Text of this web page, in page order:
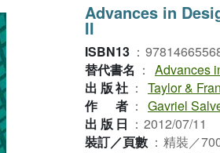
Advances in
II
ISBN13 ：
替代書名 ： Advances
出版社 ： Taylor &
作者 ： Gavriel
出版日 ： 2012/07/11
裝訂／頁數 ： 精裝／